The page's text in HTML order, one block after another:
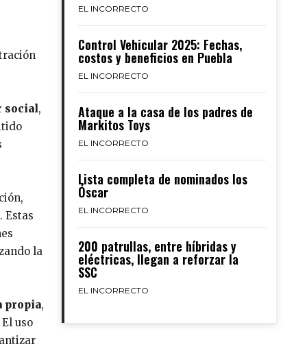
social,
Estas
la
propia,
uso
EL INCORRECTO
Control Vehicular 2025: Fechas,
costos y beneficios en Puebla
EL INCORRECTO
Ataque a la casa de los padres de
Markitos Toys
EL INCORRECTO
Lista completa de nominados los
Óscar
EL INCORRECTO
200 patrullas, entre híbridas y
eléctricas, llegan a reforzar la
SSC
EL INCORRECTO